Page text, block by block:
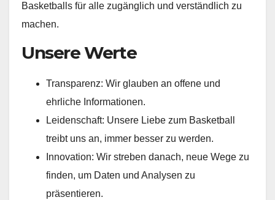
Basketballs für alle zugänglich und verständlich zu
machen.
Unsere Werte
Transparenz: Wir glauben an offene und
ehrliche Informationen.
Leidenschaft: Unsere Liebe zum Basketball
treibt uns an, immer besser zu werden.
Innovation: Wir streben danach, neue Wege zu
finden, um Daten und Analysen zu
präsentieren.